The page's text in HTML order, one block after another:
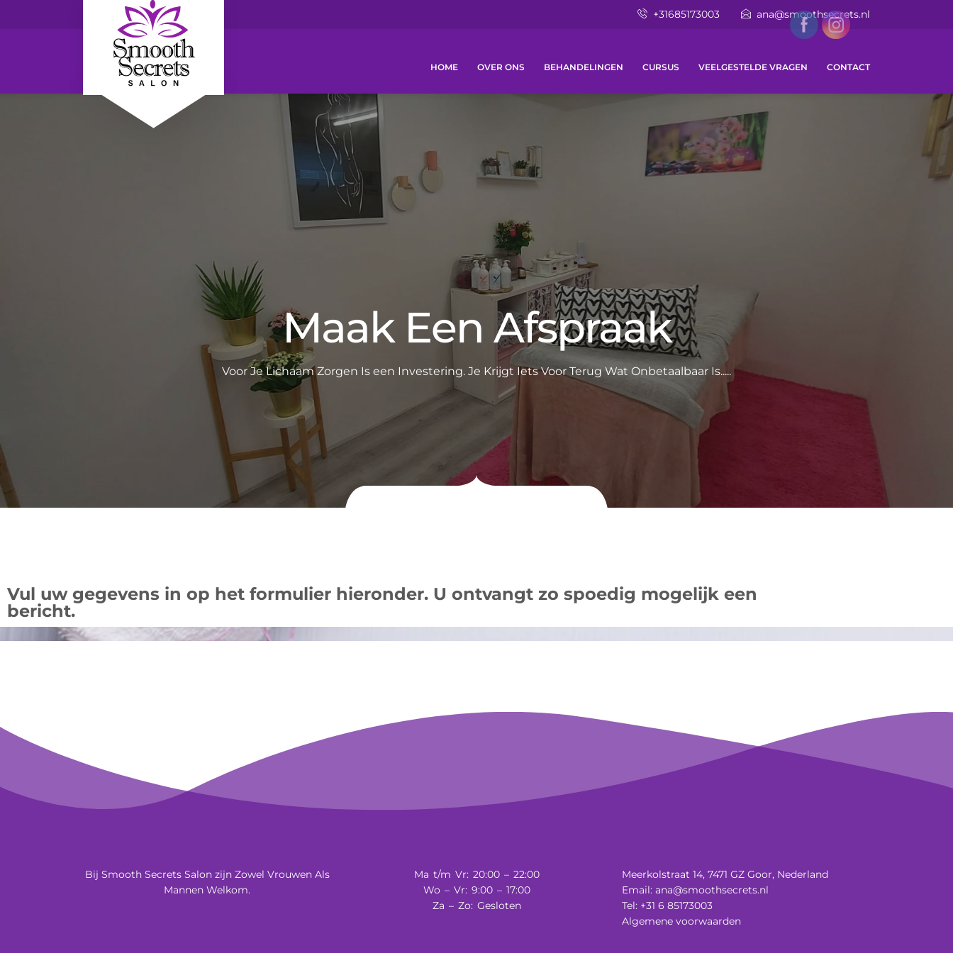
+31685173003 ana@smoothsecrets.nl
HOME OVER ONS BEHANDELINGEN CURSUS VEELGESTELDE VRAGEN CONTACT
Maak Een Afspraak
Voor Je Lichaam Zorgen Is een Investering. Je Krijgt Iets Voor Terug Wat Onbetaalbaar Is.....
Vul uw gegevens in op het formulier hieronder. U ontvangt zo spoedig mogelijk een
bericht.
Bij Smooth Secrets Salon zijn Zowel Vrouwen Als
Mannen Welkom.
Ma t/m Vr: 20:00 – 22:00
Wo – Vr: 9:00 – 17:00
Za – Zo: Gesloten
Meerkolstraat 14, 7471 GZ Goor, Nederland
Email: ana@smoothsecrets.nl
Tel: +31 6 85173003
Algemene voorwaarden